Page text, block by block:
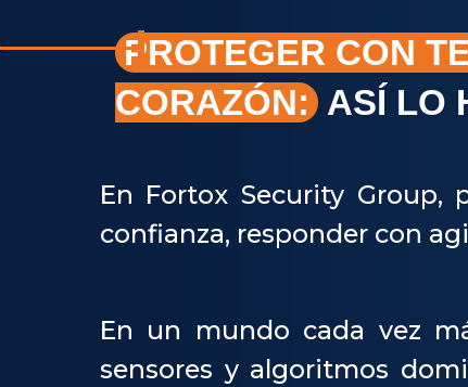
PROTEGER CON
CORAZÓN: ASÍ LO
En Fortox Security Group,
confianza, responder con
En un mundo cada vez
sensores y algoritmos